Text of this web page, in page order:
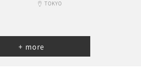
TOKYO
+ more